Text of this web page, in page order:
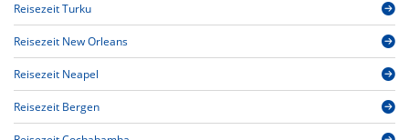
Reisezeit Turku
Reisezeit New Orleans
Reisezeit Neapel
Reisezeit Bergen